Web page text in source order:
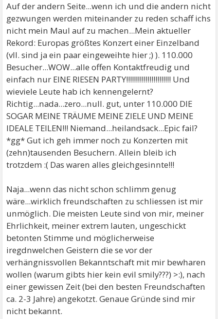
Auf der andern Seite...wenn ich und die andern nicht
gezwungen werden miteinander zu reden schaff ichs
nicht mein Maul auf zu machen...Mein aktueller
Rekord: Europas größtes Konzert einer Einzelband
(vll. sind ja ein paar eingeweihte hier ;) ). 110.000
Besucher...WOW...alle offen Kontaktfreudig und
einfach nur EINE RIESEN PARTY!!!!!!!!!!!!!!!!!!!!!!! Und
wieviele Leute hab ich kennengelernt?
Richtig...nada...zero...null. gut, unter 110.000 DIE
SOGAR MEINE TRÄUME MEINE ZIELE UND MEINE
IDEALE TEILEN!!! Niemand...heilandsack...Epic fail?
*gg* Gut ich geh immer noch zu Konzerten mit
(zehn)tausenden Besuchern. Allein bleib ich
trotzdem :( Das waren alles gleichgesinnte!!!
Naja...wenn das nicht schon schlimm genug
wäre...wirklich freundschaften zu schliessen ist mir
unmöglich. Die meisten Leute sind von mir, meiner
Ehrlichkeit, meiner extrem lauten, ungeschickt
betonten Stimme und möglicherweise
iregdnwelchen Geistern die se vor der
verhängnissvollen Bekanntschaft mit mir bewharen
wollen (warum gibts hier kein evil smily???) >:), nach
einer gewissen Zeit (bei den besten Freundschaften
ca. 2-3 Jahre) angekotzt. Genaue Gründe sind mir
nicht bekannt.